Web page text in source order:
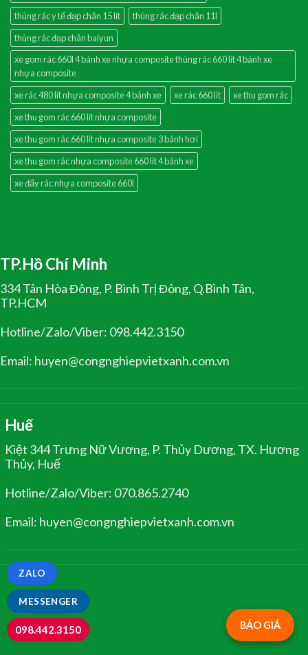
thùng rác y tế đạp chân 15 lít
thùng rác đạp chân 11l
thùng rác đạp chân baiyun
xe gom rác 660l 4 bánh xe nhựa composite thùng rác 660 lít 4 bánh xe
nhựa composite
xe rác 480 lít nhựa composite 4 bánh xe
xe rác 660 lít
xe thu gom rác
xe thu gom rác 660 lít nhựa composite
xe thu gom rác 660 lít nhựa composite 3 bánh hơi
xe thu gom rác nhựa composite 660 lít 4 bánh xe
xe đẩy rác nhựa composite 660l
TP.Hồ Chí Minh
334 Tân Hòa Đông, P. Bình Trị Đông, Q.Bình Tân,
TP.HCM
Hotline/Zalo/Viber: 098.442.3150
Email: huyen@congnghiepvietxanh.com.vn
Huế
Kiệt 344 Trưng Nữ Vương, P. Thủy Dương, TX. Hương
Thủy, Huế
Hotline/Zalo/Viber: 070.865.2740
Email: huyen@congnghiepvietxanh.com.vn
BÁO GIÁ
MESSENGER
ZALO
098.442.3150